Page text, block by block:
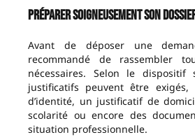
Préparer soigneusement son
Avant de déposer une
recommandé de rassembler
nécessaires. Selon le dispositif
justificatifs peuvent être exigés,
d’identité, un justificatif de
scolarité ou encore des
situation professionnelle.